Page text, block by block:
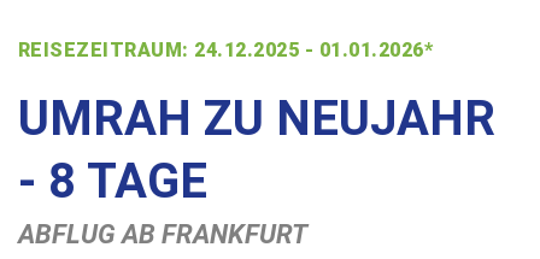
REISEZEITRAUM: 24.12.2025 - 01.01.2026*
UMRAH ZU NEUJAHR
- 8 TAGE
ABFLUG AB FRANKFURT